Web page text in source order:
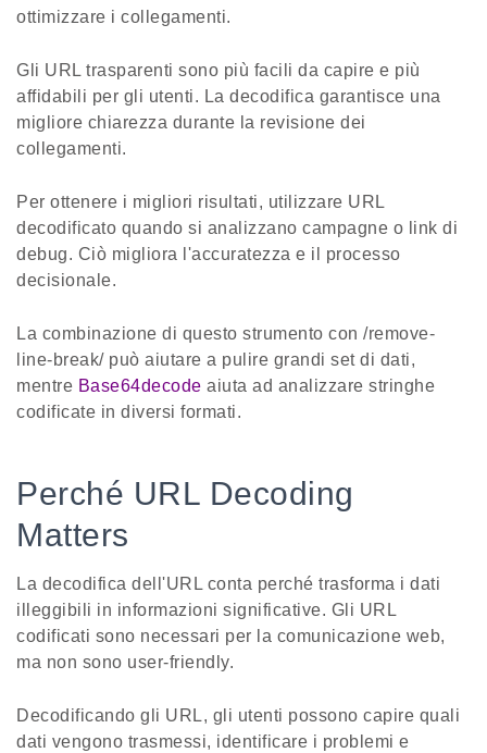
ottimizzare i collegamenti.
Gli URL trasparenti sono più facili da capire e più
affidabili per gli utenti. La decodifica garantisce una
migliore chiarezza durante la revisione dei
collegamenti.
Per ottenere i migliori risultati, utilizzare URL
decodificato quando si analizzano campagne o link di
debug. Ciò migliora l'accuratezza e il processo
decisionale.
La combinazione di questo strumento con /remove-
line-break/ può aiutare a pulire grandi set di dati,
mentre Base64decode aiuta ad analizzare stringhe
codificate in diversi formati.
Perché URL Decoding
Matters
La decodifica dell'URL conta perché trasforma i dati
illeggibili in informazioni significative. Gli URL
codificati sono necessari per la comunicazione web,
ma non sono user-friendly.
Decodificando gli URL, gli utenti possono capire quali
dati vengono trasmessi, identificare i problemi e